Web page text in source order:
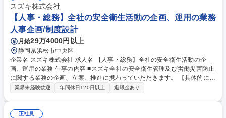
スズキ株式会社
【人事・総務】全社の安全衛生活動の企画、運用の業務
人事企画/制度設計
月給29万4000円以上
静岡県浜松市中央区
企業名 スズキ株式会社 求人名 【人事・総務】全社の安全衛生活動の企
画、運用の業務 仕事の内容 ■スズキ全社の安全衛生管理及び労働災害防止
に関する業務の企画、立案、推進に携わっていただきます。 【具体的に
は】 ・安全衛生方針・年間活動計画の策定 ・安全衛生委員会の運営 ・安
活動の推進 等 募集職種 【人事・総務】全社の安全衛生活動の企画、運用
業界未経験歓迎 年間休日120日以上 退職金あり
正社員